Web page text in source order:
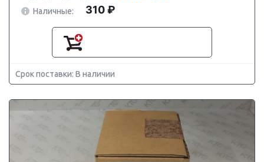
Наличные:
310 ₽
Срок поставки: В наличии